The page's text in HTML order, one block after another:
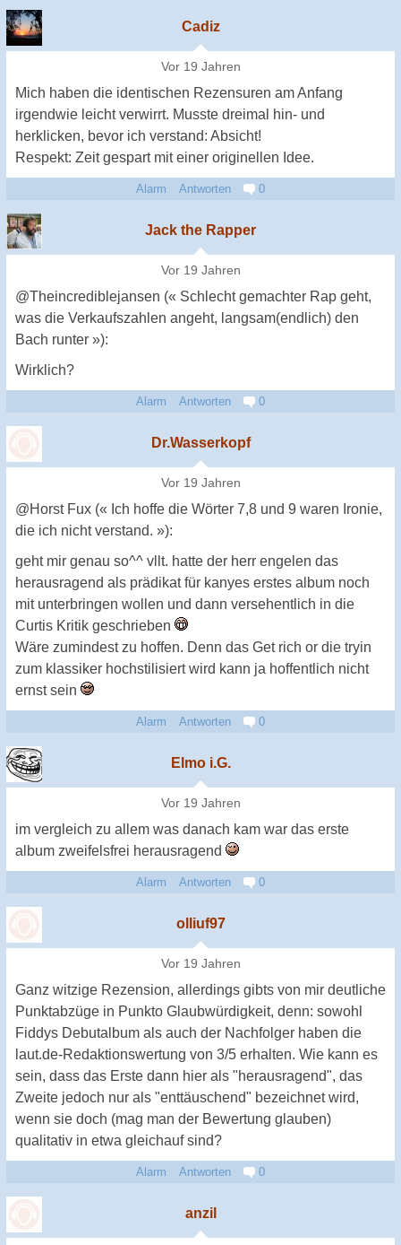
Cadiz
Vor 19 Jahren
Mich haben die identischen Rezensuren am Anfang
irgendwie leicht verwirrt. Musste dreimal hin- und
herklicken, bevor ich verstand: Absicht!
Respekt: Zeit gespart mit einer originellen Idee.
Alarm Antworten 0
Jack the Rapper
Vor 19 Jahren
@Theincrediblejansen (« Schlecht gemachter Rap geht,
was die Verkaufszahlen angeht, langsam(endlich) den
Bach runter »):
Wirklich?
Alarm Antworten 0
Dr.Wasserkopf
Vor 19 Jahren
@Horst Fux (« Ich hoffe die Wörter 7,8 und 9 waren Ironie,
die ich nicht verstand. »):
geht mir genau so^^ vllt. hatte der herr engelen das
herausragend als prädikat für kanyes erstes album noch
mit unterbringen wollen und dann versehentlich in die
Curtis Kritik geschrieben
Wäre zumindest zu hoffen. Denn das Get rich or die tryin
zum klassiker hochstilisiert wird kann ja hoffentlich nicht
ernst sein
Alarm Antworten 0
Elmo i.G.
Vor 19 Jahren
im vergleich zu allem was danach kam war das erste
album zweifelsfrei herausragend
Alarm Antworten 0
olliuf97
Vor 19 Jahren
Ganz witzige Rezension, allerdings gibts von mir deutliche
Punktabzüge in Punkto Glaubwürdigkeit, denn: sowohl
Fiddys Debutalbum als auch der Nachfolger haben die
laut.de-Redaktionswertung von 3/5 erhalten. Wie kann es
sein, dass das Erste dann hier als "herausragend", das
Zweite jedoch nur als "enttäuschend" bezeichnet wird,
wenn sie doch (mag man der Bewertung glauben)
qualitativ in etwa gleichauf sind?
Alarm Antworten 0
anzil